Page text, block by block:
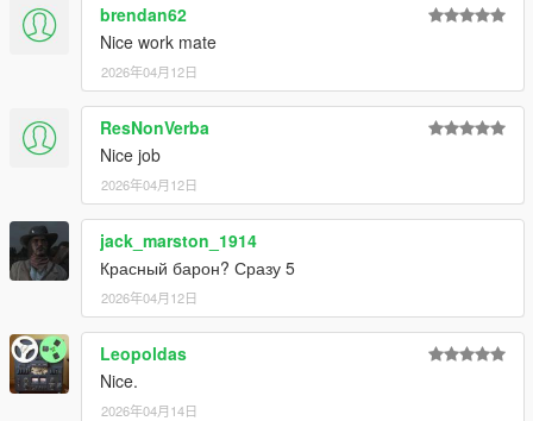
brendan62
Nice work mate
2026年04月12日
ResNonVerba
Nice job
2026年04月12日
jack_marston_1914
Красный барон? Сразу 5
2026年04月12日
Leopoldas
Nice.
2026年04月14日